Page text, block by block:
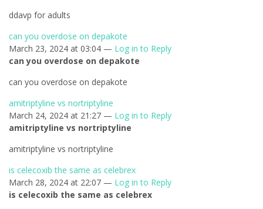
ddavp for adults
can you overdose on depakote
March 23, 2024 at 03:04 — Log in to Reply
can you overdose on depakote
can you overdose on depakote
amitriptyline vs nortriptyline
March 24, 2024 at 21:27 — Log in to Reply
amitriptyline vs nortriptyline
amitriptyline vs nortriptyline
is celecoxib the same as celebrex
March 28, 2024 at 22:07 — Log in to Reply
is celecoxib the same as celebrex